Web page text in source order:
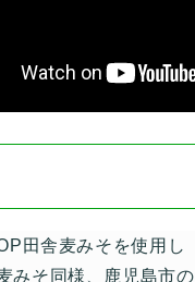
田舎麦みそを使用し
みそ同様、鹿児島市の